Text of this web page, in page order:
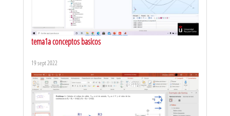
tema1a conceptos basicos
19 sept 2022